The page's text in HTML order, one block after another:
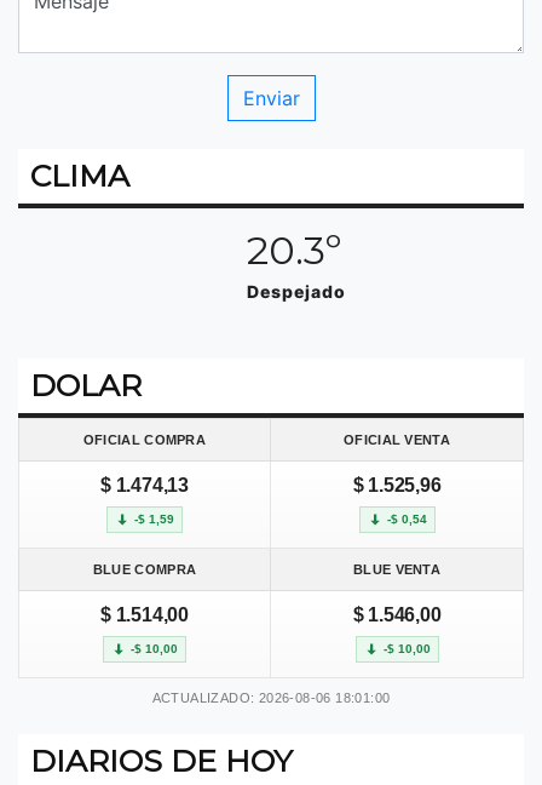
CLIMA
20.3º
Despejado
DOLAR
OFICIAL COMPRA OFICIAL VENTA
$ 1.474,13
-$ 1,59
$ 1.525,96
-$ 0,54
BLUE COMPRA BLUE VENTA
$ 1.514,00
-$ 10,00
$ 1.546,00
-$ 10,00
ACTUALIZADO: 2026-08-06 18:01:00
DIARIOS DE HOY